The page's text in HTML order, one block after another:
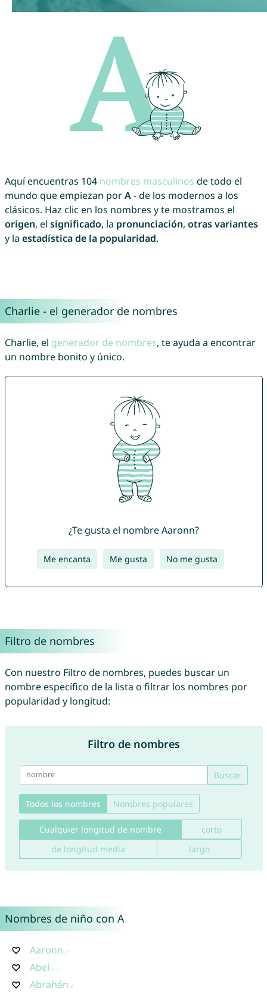
Aquí encuentras 104 nombres masculinos de todo el
mundo que empiezan porA- de los modernos a los
clásicos. Haz clic en los nombres y te mostramos el
origen, el significado, la pronunciación, otras variantes
y la estadística de la popularidad.
Charlie - el generador de nombres
Charlie, el generador de nombres, te ayuda a encontrar
un nombre bonito y único.
¿Te gusta el nombre Aaronn?
Me encanta Me gusta No me gusta
Filtro de nombres
Con nuestro Filtro de nombres, puedes buscar un
nombre específico de la lista o filtrar los nombres por
popularidad y longitud:
Filtro de nombres
Buscar
Todos los nombres Nombres populares
Cualquier longitud de nombre
corto
de longitud media
largo
Nombres de niño con A
Aaronn
Abel
Abrahán